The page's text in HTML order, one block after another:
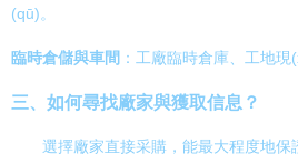
(qū)。
臨時倉儲與車間 ：工廠臨時倉庫、工地現
三、如何尋找廠家與獲取信息？
選擇廠家直接采購，能最大程度地保